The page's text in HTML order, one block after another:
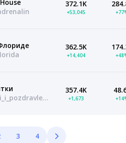
372.1K
+53,045
362.5K
+14,404
@otkrytki_i_pozdravlenia
357.4K
+1,673
3 4